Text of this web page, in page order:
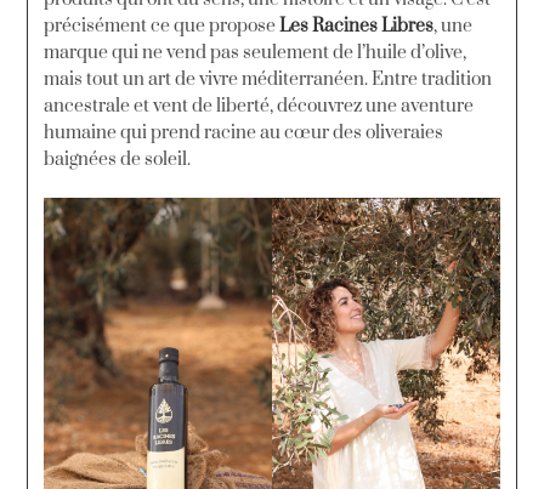
précisément ce que proposeLes Racines Libres, une
marque qui ne vend pas seulement de l’huile d’olive,
mais tout un art de vivre méditerranéen. Entre tradition
ancestrale et vent de liberté, découvrez une aventure
humaine qui prend racine au cœur des oliveraies
baignées de soleil.